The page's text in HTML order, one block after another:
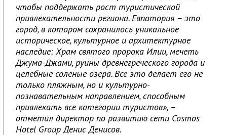
чтобы поддержать рост туристической
привлекательности региона. Евпатория – это
город, в котором сохранилось уникальное
историческое, культурное и архитектурное
наследие: Храм святого пророка Илии, мечеть
Джума-Джами, руины древнегреческого города и
целебные соленые озера. Все это делает его не
только пляжным, но и культурно-
познавательным направлением, способным
привлекать все категории туристов», –
отметил директор по развитию сети Cosmos
Hotel Group Денис Денисов.